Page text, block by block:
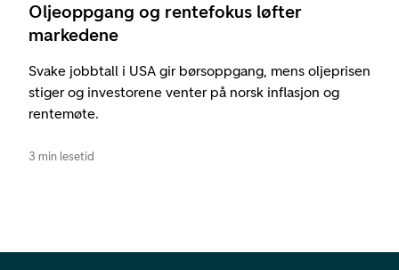
Oljeoppgang og rentefokus løfter
markedene
Svake jobbtall i USA gir børsoppgang, mens oljeprisen
stiger og investorene venter på norsk inflasjon og
rentemøte.
3 min lesetid